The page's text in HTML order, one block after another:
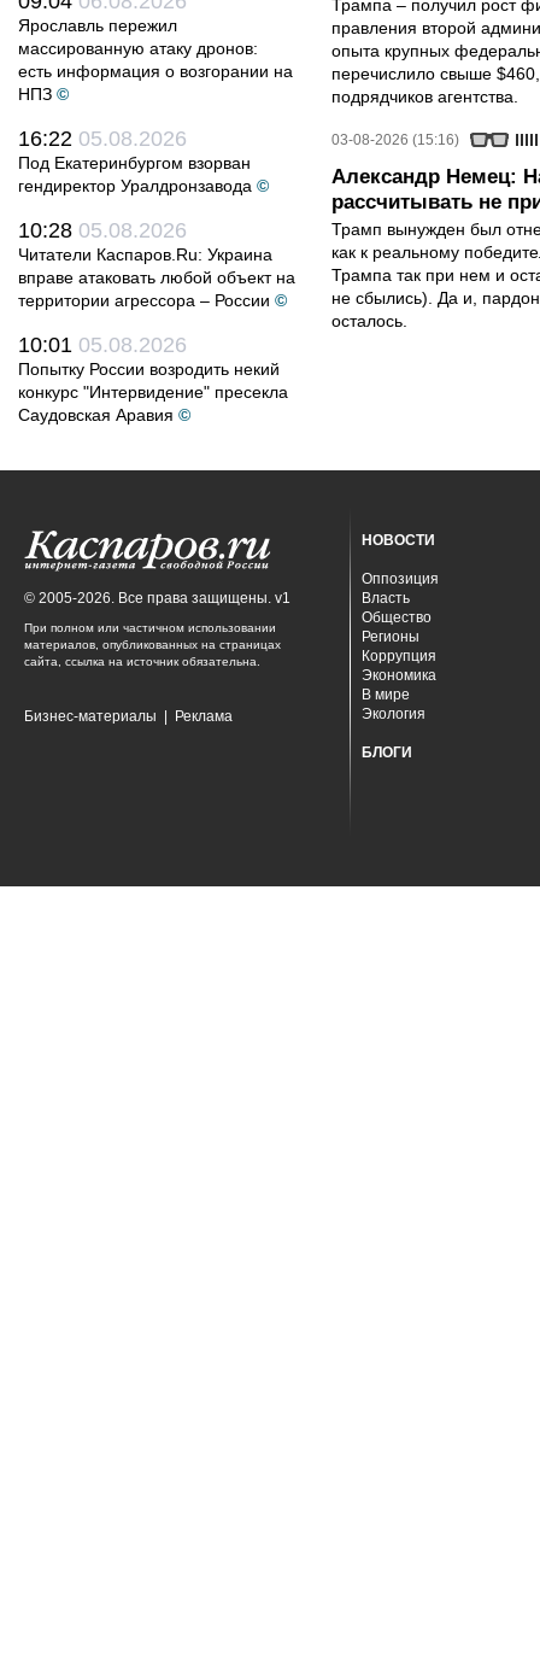
Ярославль пережил
массированную атаку дронов:
есть информация о возгорании на
НПЗ ©
16:22 05.08.2026
Под Екатеринбургом взорван
гендиректор Уралдронзавода ©
10:28 05.08.2026
Читатели Каспаров.Ru: Украина
вправе атаковать любой объект на
территории агрессора – России ©
10:01 05.08.2026
Попытку России возродить некий
конкурс "Интервидение" пресекла
Саудовская Аравия ©
Трампа – получил рост
правления второй
опыта крупных
перечислило свыше
подрядчиков агентства.
03-08-2026 (15:16)
Александр Немец:
рассчитывать не
Трамп вынужден был
как к реальному
Трампа так при нем и
не сбылись). Да и,
осталось.
© 2005-2026. Все права защищены. v1
При полном или частичном использовании
материалов, опубликованных на страницах
сайта, ссылка на источник обязательна.
Бизнес-материалы Реклама
НОВОСТИ
Оппозиция
Власть
Общество
Регионы
Коррупция
Экономика
В мире
Экология
БЛОГИ